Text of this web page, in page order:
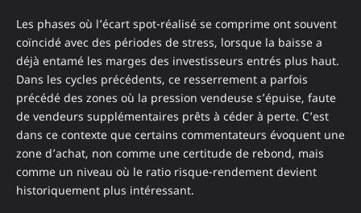
Les phases où l’écart spot-réalisé se comprime ont souvent
coïncidé avec des périodes de stress, lorsque la baisse a
déjà entamé les marges des investisseurs entrés plus haut.
Dans les cycles précédents, ce resserrement a parfois
précédé des zones où la pression vendeuse s’épuise, faute
de vendeurs supplémentaires prêts à céder à perte. C’est
dans ce contexte que certains commentateurs évoquent une
zone d’achat, non comme une certitude de rebond, mais
comme un niveau où le ratio risque-rendement devient
historiquement plus intéressant.